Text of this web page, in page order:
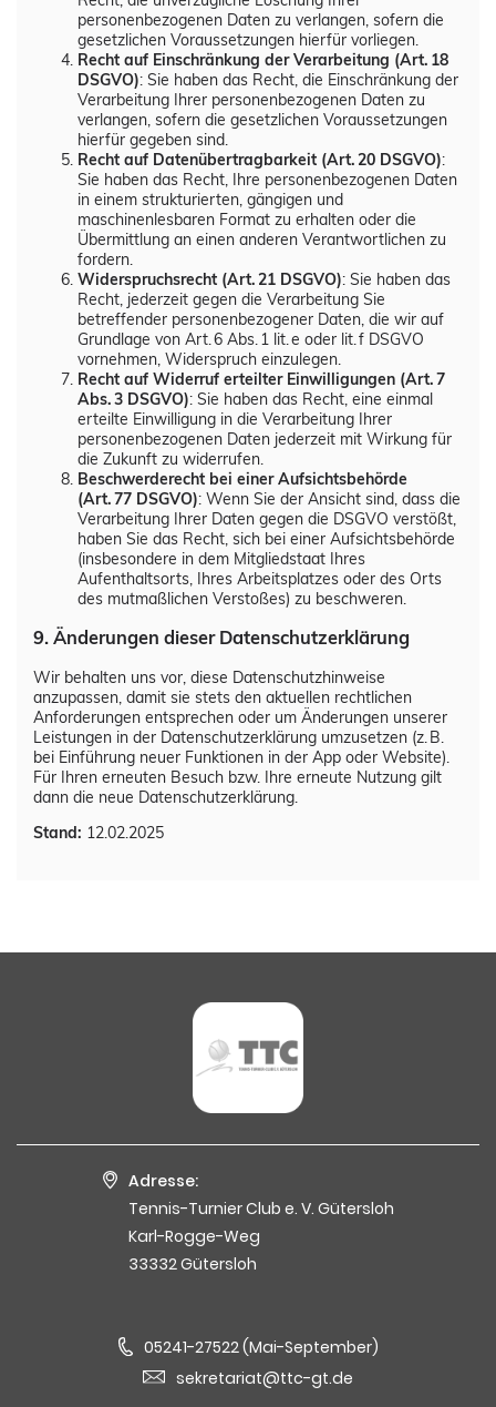
Adresse:
Tennis-Turnier Club e. V. Gütersloh
Karl-Rogge-Weg
33332 Gütersloh
05241-27522 (Mai-September)
sekretariat@ttc-gt.de